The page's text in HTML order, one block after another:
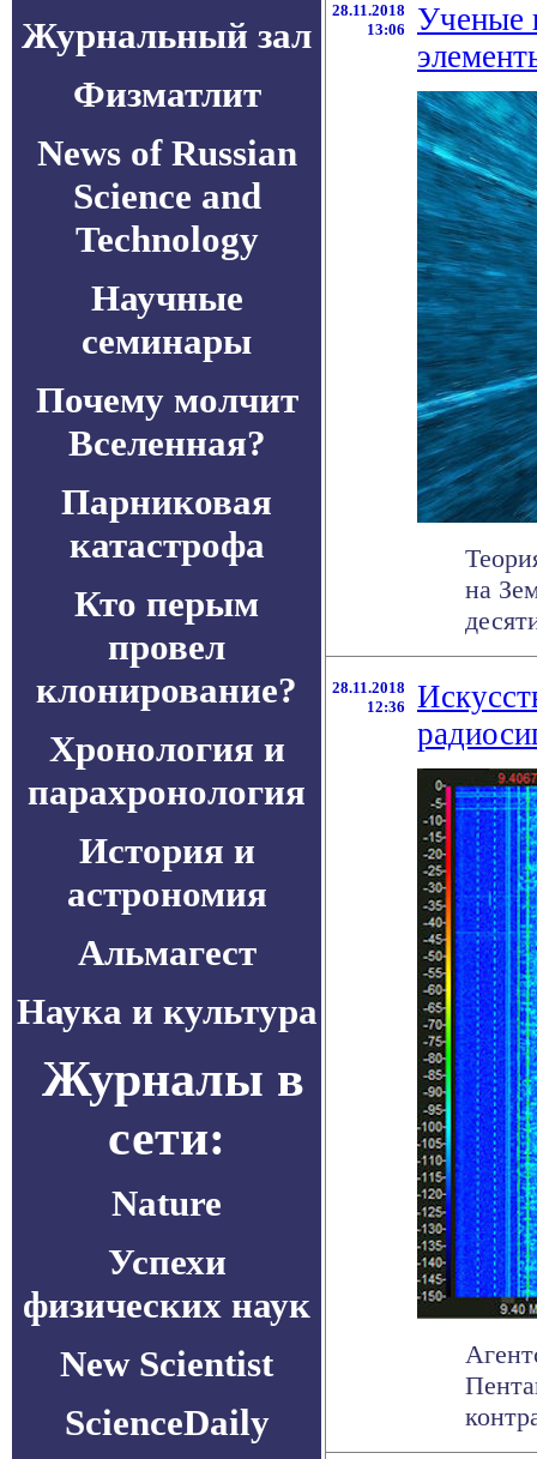
Журнальный зал
Физматлит
News of Russian
Science and
Technology
Научные
семинары
Почему молчит
Вселенная?
Парниковая
катастрофа
Кто перым
провел
клонирование?
Хронология и
парахронология
История и
астрономия
Альмагест
Наука и культура
Журналы в
сети:
Nature
Успехи
физических наук
New Scientist
ScienceDaily
28.11.2018
13:06
Ученые
на
28.11.2018
12:36